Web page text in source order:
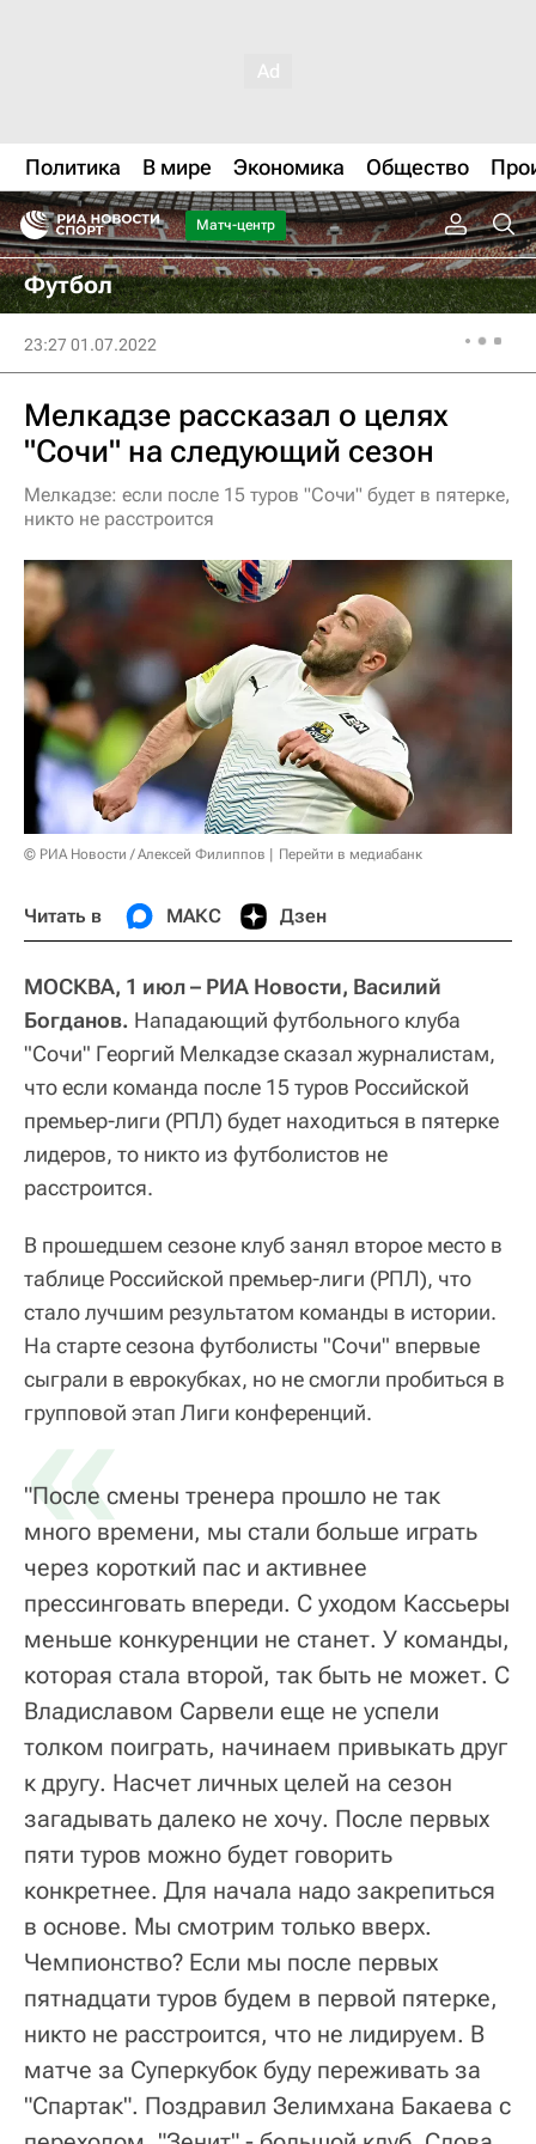
Политика В мире Экономика Общество
Матч-центр
Футбол
23:27 01.07.2022
Мелкадзе рассказал о целях
"Сочи" на следующий сезон
Мелкадзе: если после 15 туров "Сочи" будет в пятерке,
никто не расстроится
© РИА Новости / Алексей Филиппов Перейти в медиабанк
Читать в МАКС Дзен
МОСКВА, 1 июл – РИА Новости, Василий
Богданов. Нападающий футбольного клуба
"Сочи" Георгий Мелкадзе сказал журналистам,
что если команда после 15 туров Российской
премьер-лиги (РПЛ) будет находиться в пятерке
лидеров, то никто из футболистов не
расстроится.
В прошедшем сезоне клуб занял второе место в
таблице Российской премьер-лиги (РПЛ), что
стало лучшим результатом команды в истории.
На старте сезона футболисты "Сочи" впервые
сыграли в еврокубках, но не смогли пробиться в
групповой этап Лиги конференций.
«
"После смены тренера прошло не так
много времени, мы стали больше играть
через короткий пас и активнее
прессинговать впереди. С уходом Кассьеры
меньше конкуренции не станет. У команды,
которая стала второй, так быть не может. С
Владиславом Сарвели еще не успели
толком поиграть, начинаем привыкать друг
к другу. Насчет личных целей на сезон
загадывать далеко не хочу. После первых
пяти туров можно будет говорить
конкретнее. Для начала надо закрепиться
в основе. Мы смотрим только вверх.
Чемпионство? Если мы после первых
пятнадцати туров будем в первой пятерке,
никто не расстроится, что не лидируем. В
матче за Суперкубок буду переживать за
"Спартак". Поздравил Зелимхана Бакаева с